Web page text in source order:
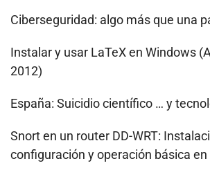
Ciberseguridad: algo más que una
Instalar y usar LaTeX en Windows
2012)
España: Suicidio científico … y
Snort en un router DD-WRT:
configuración y operación básica